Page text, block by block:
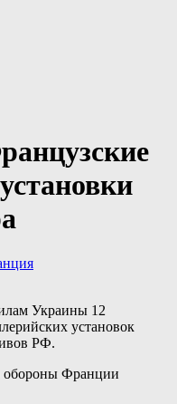
Украины 12
установок
РФ.
обороны Франции